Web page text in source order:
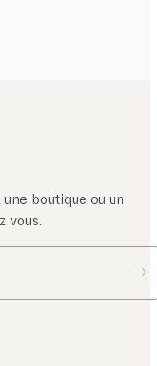
boutique ou un
vous.